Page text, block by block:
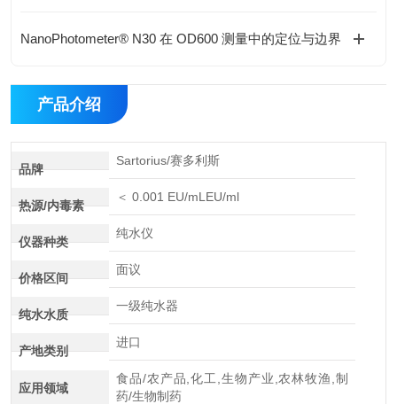
NanoPhotometer® N30 在 OD600 测量中的定位与边界
产品介绍
品牌
Sartorius/赛多利斯
热源/内毒素
＜ 0.001 EU/mLEU/ml
仪器种类
纯水仪
价格区间
面议
纯水水质
一级纯水器
产地类别
进口
应用领域
食品/农产品,化工,生物产业,农林牧渔,制
药/生物制药